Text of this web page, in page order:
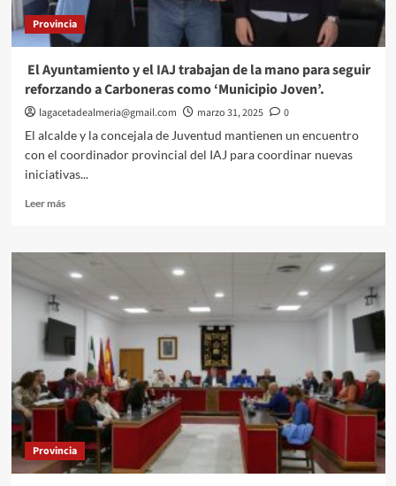
la
mayor
de
la
historia
ayudas
Provincia
El Ayuntamiento y el IAJ trabajan de la mano para seguir
reforzando a Carboneras como ‘Municipio Joven’.
lagacetadealmeria@gmail.com marzo 31, 2025
0
El alcalde y la concejala de Juventud mantienen un encuentro
con el coordinador provincial del IAJ para coordinar nuevas
iniciativas...
Leer másLeer
El
Ayuntamiento
el
IAJ
trabajan
de
la
mano
para
seguir
a
Carboneras
Provincia